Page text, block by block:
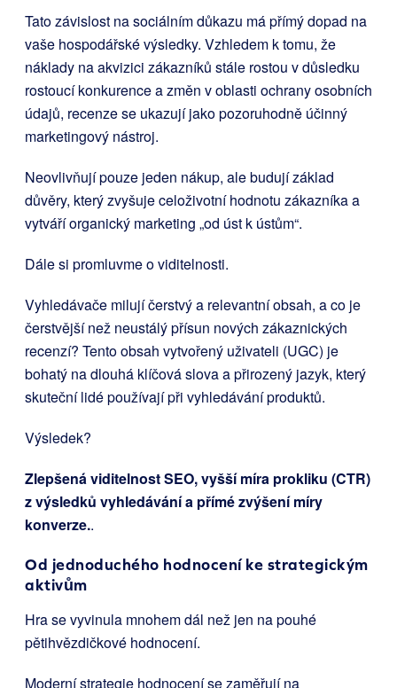
Tato závislost na sociálním důkazu má přímý dopad na
vaše hospodářské výsledky. Vzhledem k tomu, že
náklady na akvizici zákazníků stále rostou v důsledku
rostoucí konkurence a změn v oblasti ochrany osobních
údajů, recenze se ukazují jako pozoruhodně účinný
marketingový nástroj.
Neovlivňují pouze jeden nákup, ale budují základ
důvěry, který zvyšuje celoživotní hodnotu zákazníka a
vytváří organický marketing „od úst k ústům“.
Dále si promluvme o viditelnosti.
Vyhledávače milují čerstvý a relevantní obsah, a co je
čerstvější než neustálý přísun nových zákaznických
recenzí? Tento obsah vytvořený uživateli (UGC) je
bohatý na dlouhá klíčová slova a přirozený jazyk, který
skuteční lidé používají při vyhledávání produktů.
Výsledek?
Zlepšená viditelnost SEO, vyšší míra prokliku (CTR)
z výsledků vyhledávání a přímé zvýšení míry
konverze..
Od jednoduchého hodnocení ke strategickým
aktivům
Hra se vyvinula mnohem dál než jen na pouhé
pětihvězdičkové hodnocení.
Moderní strategie hodnocení se zaměřují na